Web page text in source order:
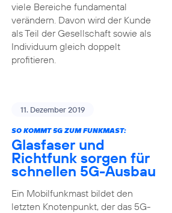
viele Bereiche fundamental
verändern. Davon wird der Kunde
als Teil der Gesellschaft sowie als
Individuum gleich doppelt
profitieren.
11. Dezember 2019
SO KOMMT 5G ZUM FUNKMAST:
Glasfaser und
Richtfunk sorgen für
schnellen 5G-Ausbau
Ein Mobilfunkmast bildet den
letzten Knotenpunkt, der das 5G-